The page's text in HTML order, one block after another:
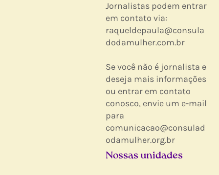
Jornalistas podem entrar
em contato via:
raqueldepaula@consula
dodamulher.com.br
Se você não é jornalista e
deseja mais informações
ou entrar em contato
conosco, envie um e-mail
para
comunicacao@consulad
odamulher.org.br
Nossas unidades